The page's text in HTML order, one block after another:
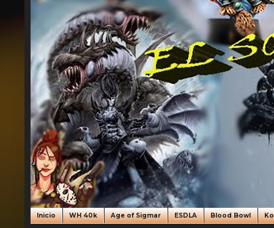
Inicio WH 40k Age of Sigmar ESDLA Blood Bowl